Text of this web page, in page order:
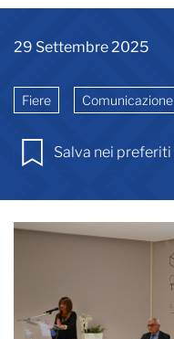
29 Settembre 2025
Fiere Comunicazione
Salva nei preferiti